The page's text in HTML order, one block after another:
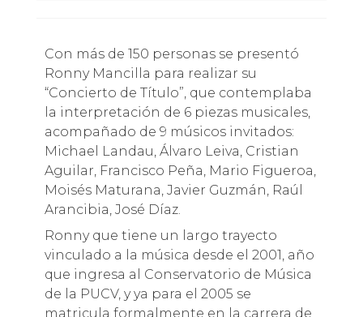
Con más de 150 personas se presentó
Ronny Mancilla para realizar su
“Concierto de Título”, que contemplaba
la interpretación de 6 piezas musicales,
acompañado de 9 músicos invitados:
Michael Landau, Álvaro Leiva, Cristian
Aguilar, Francisco Peña, Mario Figueroa,
Moisés Maturana, Javier Guzmán, Raúl
Arancibia, José Díaz.
Ronny que tiene un largo trayecto
vinculado a la música desde el 2001, año
que ingresa al Conservatorio de Música
de la PUCV, y ya para el 2005 se
matricula formalmente en la carrera de